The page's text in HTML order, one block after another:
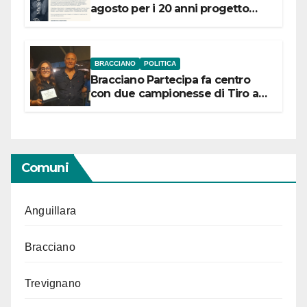
agosto per i 20 anni progetto
BRACCIANO POLITICA
Bracciano Partecipa fa centro
con due campionesse di Tiro a
Comuni
Anguillara
Bracciano
Trevignano